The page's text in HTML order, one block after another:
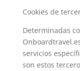
Cookies de
Determinadas
servicios
son estos